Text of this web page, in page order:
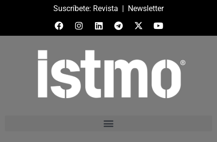
Suscríbete: Revista | Newsletter